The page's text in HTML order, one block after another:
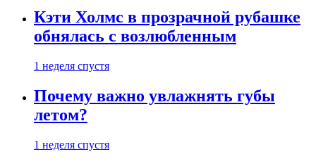
Кэти Холмс в прозрачной рубашке
обнялась с возлюбленным
1 неделя спустя
Почему важно увлажнять губы
летом?
1 неделя спустя